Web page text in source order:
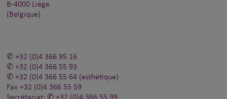
B-4000 Liège
(Belgique)
+32 (0)4 366 95 16
+32 (0)4 366 55 93
+32 (0)4 366 55 64 (esthétique)
Fax +32 (0)4 366 55 59